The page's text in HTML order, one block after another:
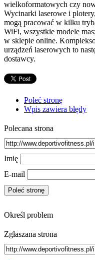
wielkoformatowych czy
Wycinarki laserowe i
mogą pracować w kilku
WiFi, wszystkie modele
w sklepie online.
urządzeń laserowych to
dostawcy.
Poleć stronę
Wpis zawiera błędy
Polecana strona
Imię
E-mail
Określ problem
Zgłaszana strona